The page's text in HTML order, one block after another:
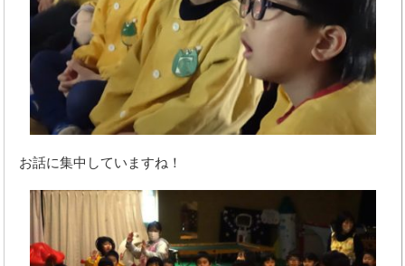
お話に集中していますね！